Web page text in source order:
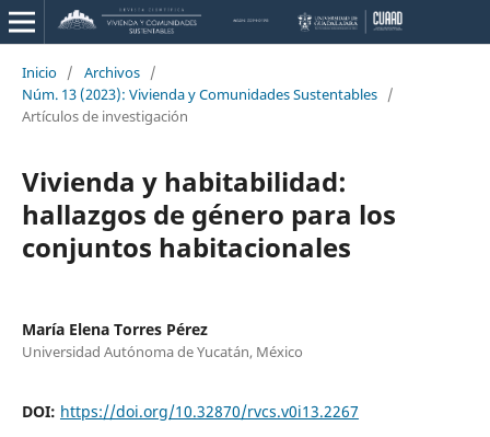
Inicio / Archivos /
Núm. 13 (2023): Vivienda y Comunidades Sustentables /
Artículos de investigación
Vivienda y habitabilidad:
hallazgos de género para los
conjuntos habitacionales
María Elena Torres Pérez
Universidad Autónoma de Yucatán, México
DOI: https://doi.org/10.32870/rvcs.v0i13.2267